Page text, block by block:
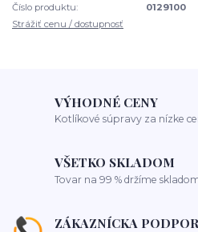
Číslo produktu:
0129100
Strážiť cenu / dostupnosť
VÝHODNÉ CENY
Kotlíkové súpravy za nízke
VŠETKO SKLADOM
Tovar na 99 % držíme
ZÁKAZNÍCKA